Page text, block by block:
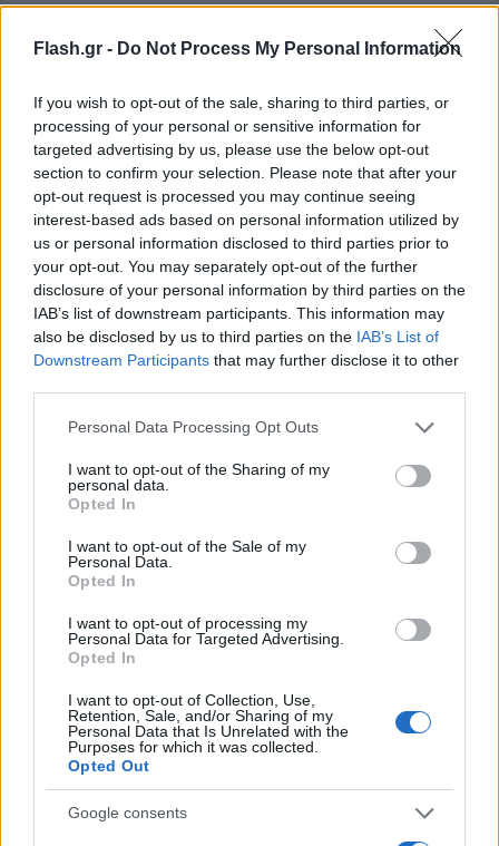
Flash.gr - Do Not Process My Personal Information
If you wish to opt-out of the sale, sharing to third parties, or
processing of your personal or sensitive information for
targeted advertising by us, please use the below opt-out
section to confirm your selection. Please note that after your
opt-out request is processed you may continue seeing
interest-based ads based on personal information utilized by
us or personal information disclosed to third parties prior to
your opt-out. You may separately opt-out of the further
disclosure of your personal information by third parties on the
IAB’s list of downstream participants. This information may
also be disclosed by us to third parties on the IAB’s List of
Downstream Participants that may further disclose it to other
Please note that this website/app uses one or more Google
not limited to your visit or usage behaviour. You may click to
grant or deny consent to Google and its third-party tags to
use your data for below specified purposes in below Google
consent section.
Personal Data Processing Opt Outs
I want to opt-out of the Sharing of my
personal data.
Opted In
I want to opt-out of the Sale of my
Personal Data.
Opted In
I want to opt-out of processing my
Personal Data for Targeted Advertising.
Opted In
I want to opt-out of Collection, Use,
Retention, Sale, and/or Sharing of my
Personal Data that Is Unrelated with the
Purposes for which it was collected.
Opted Out
Google consents
Η Ουγγαρία καλλιεργεί πιο στενούς δεσμούς με τη
Ρωσία σε σχέση με άλλες χώρες της ΕΕ και
θεωρείται βασικός δυνητικός αντίπαλος σε μια
απόφαση, που αναμένεται τον Δεκέμβριο, για το
εάν θα ανοίξουν οι ενταξιακές συνομιλίες της ΕΕ με
το Κίεβο, κάτι που θα απαιτήσει την ομόφωνη
στήριξη και των 27 κρατών-μελών του μπλοκ.
Σε μια προσπάθεια να εξασφαλιστεί η έγκριση της
Βουδαπέστης για περαιτέρω βοήθεια στην
Ουκρανία, συμπεριλαμβανομένης και της έναρξης
των ενταξιακών συνομιλιών, οι Βρυξέλλες
εξετάζουν εάν θα αποδεσμεύσουν δισεκατομμύρια
ευρώ για την Ουγγαρία που έχουν ‘παγώσει’ εν
μέσω ανησυχιών αναφορικά με το κράτος δικαίου,
δήλωσαν υψηλόβαθμοι αξιωματούχοι.
Ο υπεύθυνος του γραφείου Τύπου του Ορμπάν, ο
Μπερταλάν Χαβάσι, ανέφερε μέσω email στο
Reuters ότι ο Ούγγρος πρωθυπουργός
αποστολές αερίου και πετρελαίου καθώς και
θέματα πυρηνικής ενέργειας. Στο πλαίσιο
σύμβασης του 2014, που ανατέθηκε χωρίς
διαγωνισμό, ο ρωσικός ενεργειακός κολοσσός
Rosatom κατασκευάζει πυρηνικό εργοστάσιο στην